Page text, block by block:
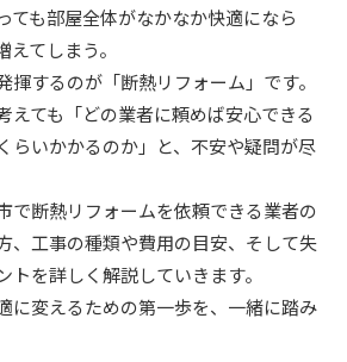
ても部屋全体がなかなか快適になら
てしまう。
揮するのが「断熱リフォーム」です。
えても「どの業者に頼めば安心できる
らいかかるのか」と、不安や疑問が尽
で断熱リフォームを依頼できる業者の
、工事の種類や費用の目安、そして失
を詳しく解説していきます。
に変えるための第一歩を、一緒に踏み